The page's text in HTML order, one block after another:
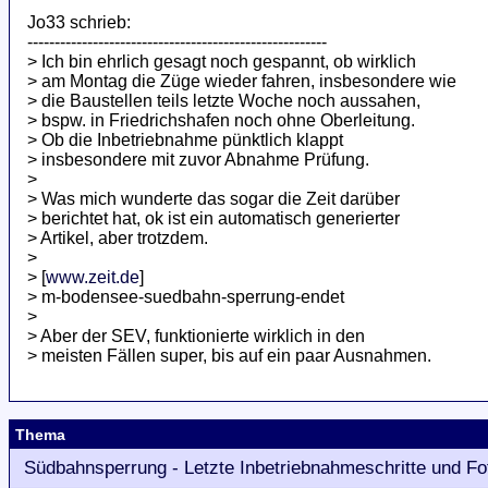
Jo33 schrieb:
-------------------------------------------------------
> Ich bin ehrlich gesagt noch gespannt, ob wirklich
> am Montag die Züge wieder fahren, insbesondere wie
> die Baustellen teils letzte Woche noch aussahen,
> bspw. in Friedrichshafen noch ohne Oberleitung.
> Ob die Inbetriebnahme pünktlich klappt
> insbesondere mit zuvor Abnahme Prüfung.
>
> Was mich wunderte das sogar die Zeit darüber
> berichtet hat, ok ist ein automatisch generierter
> Artikel, aber trotzdem.
>
> [www.zeit.de]
> m-bodensee-suedbahn-sperrung-endet
>
> Aber der SEV, funktionierte wirklich in den
> meisten Fällen super, bis auf ein paar Ausnahmen.
Thema
Südbahnsperrung - Letzte Inbetriebnahmeschritte und